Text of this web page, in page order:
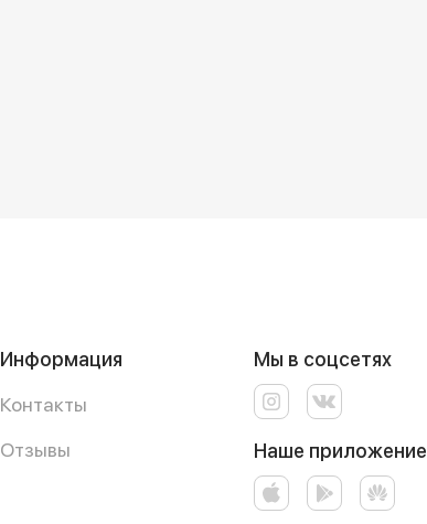
Информация
Контакты
Отзывы
Мы в соцсетях
Наше приложение